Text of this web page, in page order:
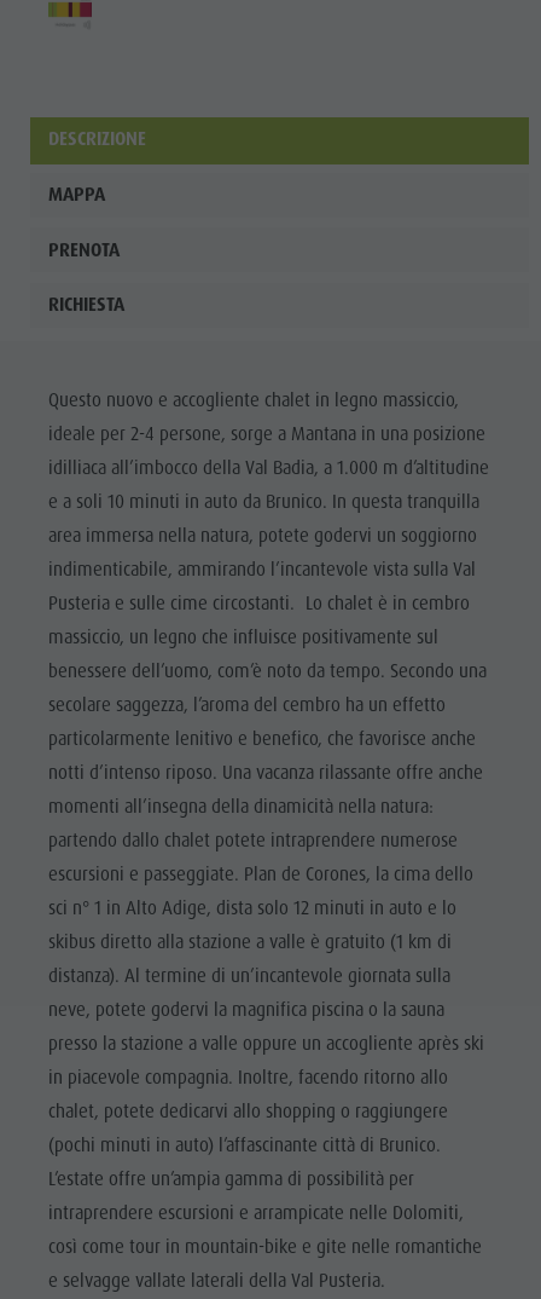
DESCRIZIONE
MAPPA
PRENOTA
RICHIESTA
Questo nuovo e accogliente chalet in legno massiccio,
ideale per 2-4 persone, sorge a Mantana in una posizione
idilliaca all’imbocco della Val Badia, a 1.000 m d’altitudine
e a soli 10 minuti in auto da Brunico. In questa tranquilla
area immersa nella natura, potete godervi un soggiorno
indimenticabile, ammirando l’incantevole vista sulla Val
Pusteria e sulle cime circostanti. Lo chalet è in cembro
massiccio, un legno che influisce positivamente sul
benessere dell’uomo, com’è noto da tempo. Secondo una
secolare saggezza, l’aroma del cembro ha un effetto
particolarmente lenitivo e benefico, che favorisce anche
notti d’intenso riposo. Una vacanza rilassante offre anche
momenti all’insegna della dinamicità nella natura:
partendo dallo chalet potete intraprendere numerose
escursioni e passeggiate. Plan de Corones, la cima dello
sci n° 1 in Alto Adige, dista solo 12 minuti in auto e lo
skibus diretto alla stazione a valle è gratuito (1 km di
distanza). Al termine di un’incantevole giornata sulla
neve, potete godervi la magnifica piscina o la sauna
presso la stazione a valle oppure un accogliente après ski
in piacevole compagnia. Inoltre, facendo ritorno allo
chalet, potete dedicarvi allo shopping o raggiungere
(pochi minuti in auto) l’affascinante città di Brunico.
L’estate offre un’ampia gamma di possibilità per
intraprendere escursioni e arrampicate nelle Dolomiti,
così come tour in mountain-bike e gite nelle romantiche
e selvagge vallate laterali della Val Pusteria.